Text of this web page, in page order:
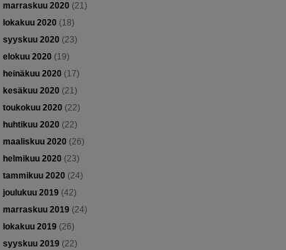
marraskuu 2020 (21)
lokakuu 2020 (18)
syyskuu 2020 (23)
elokuu 2020 (19)
heinäkuu 2020 (17)
kesäkuu 2020 (21)
toukokuu 2020 (22)
huhtikuu 2020 (22)
maaliskuu 2020 (26)
helmikuu 2020 (23)
tammikuu 2020 (24)
joulukuu 2019(42)
marraskuu 2019(24)
lokakuu 2019(26)
syyskuu 2019(22)